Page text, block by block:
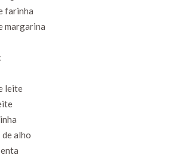
farinha
margarina
leite
de alho